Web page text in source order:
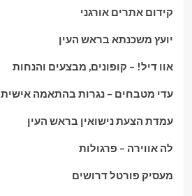
קידום אתרים אורגני
יועץ משכנתא בראש העין
אוו דיל! – קופונים, מבצעים והנחות
עדי מטבחים – נגרות בהתאמה אישית
עמדת הצעת נישואין בראש העין
לה אווירה – פרגולות
מעסיק פורטל דרושים